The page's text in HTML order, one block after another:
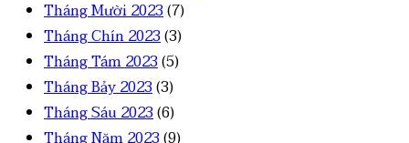
Tháng Mười 2023(7)
Tháng Chín 2023(3)
Tháng Tám 2023(5)
Tháng Bảy 2023(3)
Tháng Sáu 2023(6)